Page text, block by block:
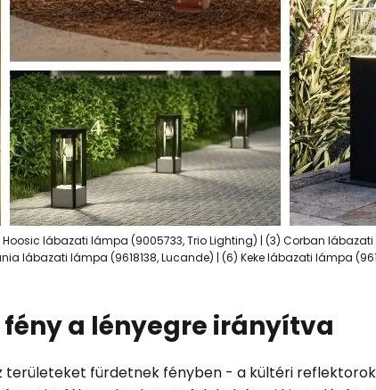
lábazati lámpa (9005733, Trio Lighting) | (3) Corban
lábazati lámpa (9618138, Lucande) | (6) Keke lábazati lámpa
a lényegre irányítva
területeket fürdetnek fényben - a kültéri